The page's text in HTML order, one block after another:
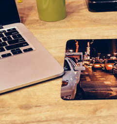
Выберите из списка: